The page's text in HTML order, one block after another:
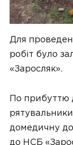
Для
робіт було
«Заросляк».
По прибуттю
домедичну
до НСБ